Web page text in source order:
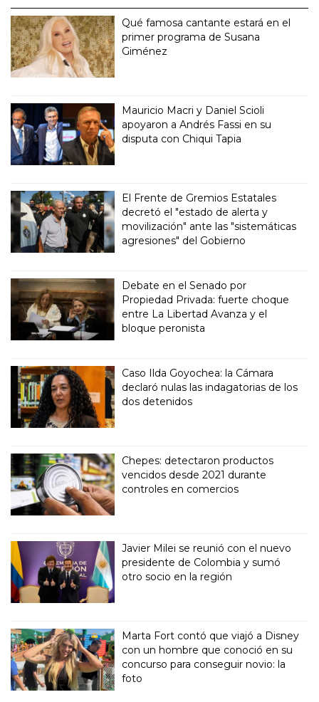
Qué famosa cantante estará en el
primer programa de Susana
Giménez
Mauricio Macri y Daniel Scioli
apoyaron a Andrés Fassi en su
disputa con Chiqui Tapia
El Frente de Gremios Estatales
decretó el "estado de alerta y
movilización" ante las "sistemáticas
agresiones" del Gobierno
Debate en el Senado por
Propiedad Privada: fuerte choque
entre La Libertad Avanza y el
bloque peronista
Caso Ilda Goyochea: la Cámara
declaró nulas las indagatorias de los
dos detenidos
Chepes: detectaron productos
vencidos desde 2021 durante
controles en comercios
Javier Milei se reunió con el nuevo
presidente de Colombia y sumó
otro socio en la región
Marta Fort contó que viajó a Disney
con un hombre que conoció en su
concurso para conseguir novio: la
foto